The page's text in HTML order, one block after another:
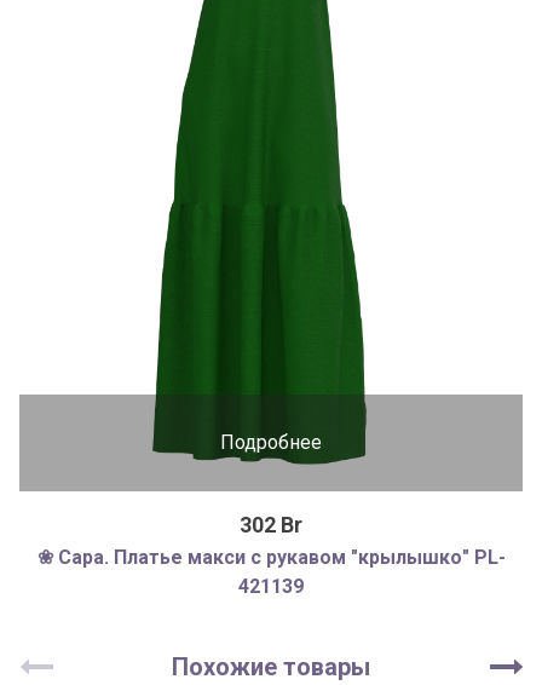
Подробнее
302 Br
❀ Сара. Платье макси с рукавом "крылышко" PL-
421139
Похожие товары